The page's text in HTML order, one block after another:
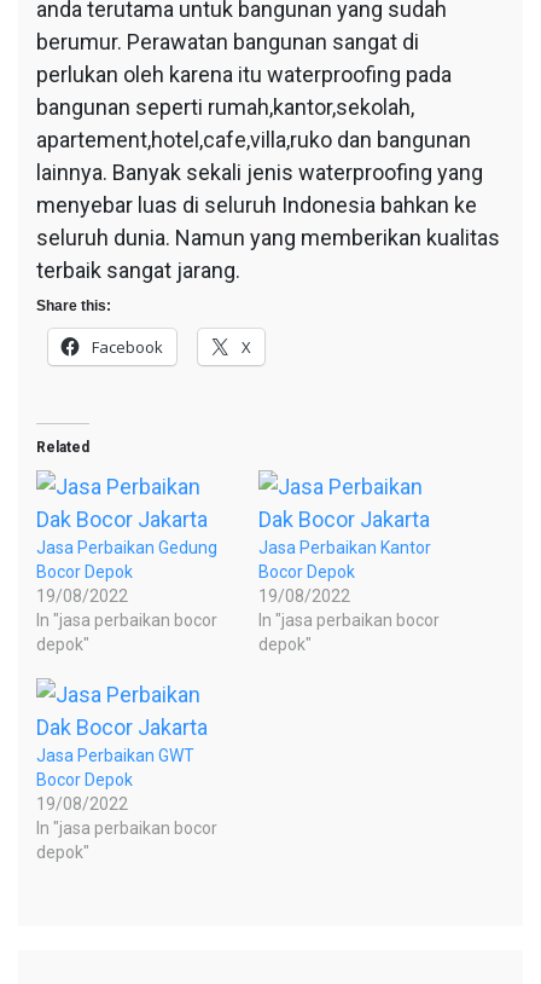
anda terutama untuk bangunan yang sudah
berumur. Perawatan bangunan sangat di
perlukan oleh karena itu waterproofing pada
bangunan seperti rumah,kantor,sekolah,
apartement,hotel,cafe,villa,ruko dan bangunan
lainnya. Banyak sekali jenis waterproofing yang
menyebar luas di seluruh Indonesia bahkan ke
seluruh dunia. Namun yang memberikan kualitas
terbaik sangat jarang.
Share this:
Facebook X
Related
Jasa Perbaikan Gedung
Bocor Depok
19/08/2022
In "jasa perbaikan bocor
depok"
Jasa Perbaikan Kantor
Bocor Depok
19/08/2022
In "jasa perbaikan bocor
depok"
Jasa Perbaikan GWT
Bocor Depok
19/08/2022
In "jasa perbaikan bocor
depok"